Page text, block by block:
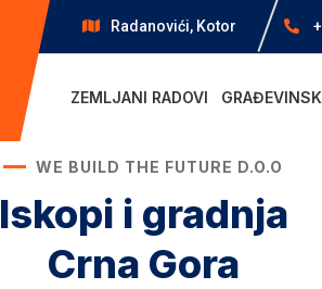
Radanovići, Kotor
ZEMLJANI RADOVI
WE BUILD THE FUTURE D.O.O
Iskopi i gradnja
Crna Gora